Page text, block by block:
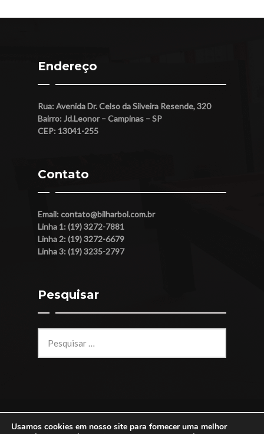
Endereço
Rua: Avenida Dr. Celso da Silveira Resende, 320
Bairro: Jd.Leonor – Campinas – SP
CEP: 13041-255
Contato
Email: contato@bilharbol.com.br
Linha 1: (19) 3272-7881
Linha 2: (19) 3272-6679
Linha 3: (19) 3235-2797
Pesquisar
por:
Usamos cookies em nosso site para fornecer uma melhor